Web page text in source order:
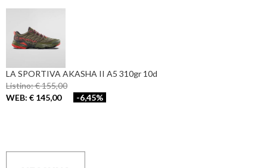
LA SPORTIVA AKASHA II A5 310gr 10d
Listino: € 155,00
WEB: € 145,00
-6,45%